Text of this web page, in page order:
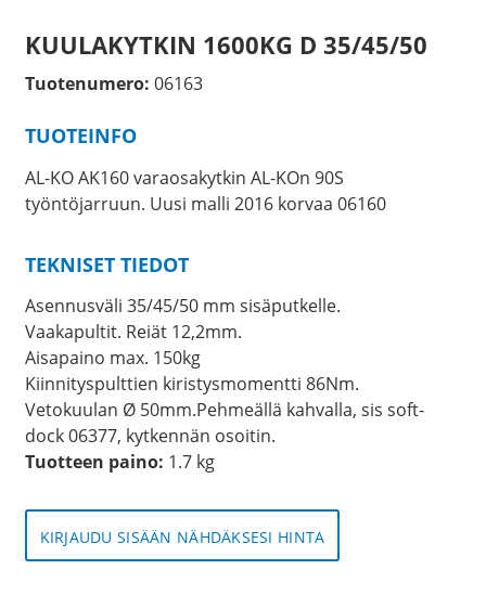
KUULAKYTKIN 1600KG D 35/45/50
Tuotenumero: 06163
TUOTEINFO
AL-KO AK160 varaosakytkin AL-KOn 90S
työntöjarruun. Uusi malli 2016 korvaa 06160
TEKNISET TIEDOT
Asennusväli 35/45/50 mm sisäputkelle.
Vaakapultit. Reiät 12,2mm.
Aisapaino max. 150kg
Kiinnityspulttien kiristysmomentti 86Nm.
Vetokuulan Ø 50mm.Pehmeällä kahvalla, sis soft-
dock 06377, kytkennän osoitin.
Tuotteen paino: 1.7 kg
KIRJAUDU SISÄÄN NÄHDÄKSESI HINTA